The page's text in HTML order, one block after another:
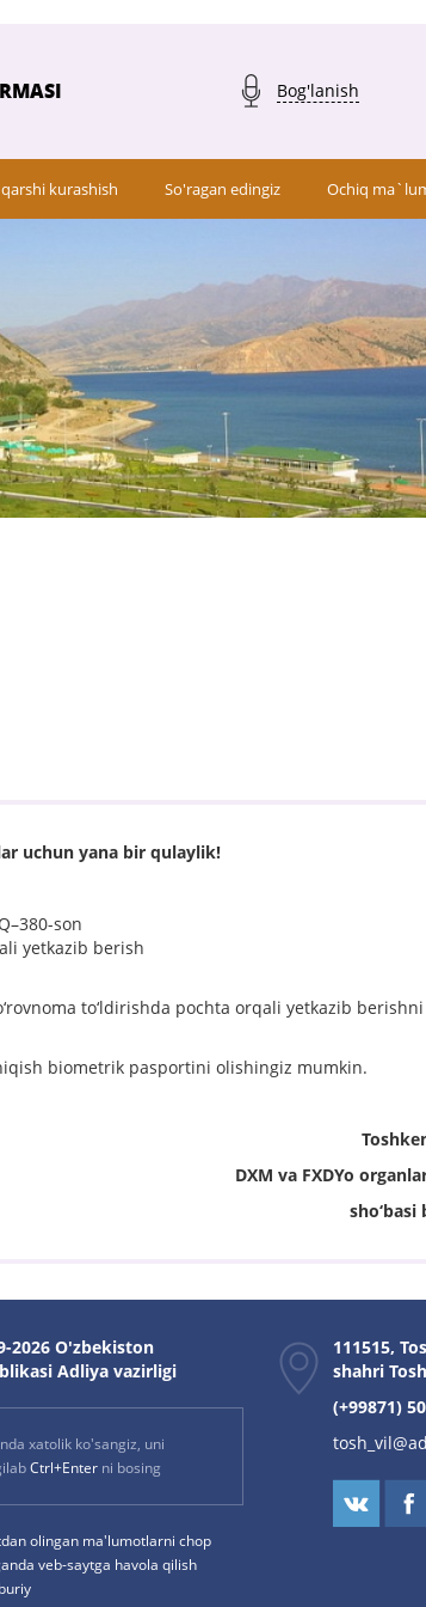
Bog'lanish
kurashish So'ragan edingiz Ochiq
uchun yana bir qulaylik!
son
yetkazib berish
to‘ldirishda pochta orqali yetkazib
biometrik pasportini olishingiz mumkin.
DXM va FXDYo
2026 O'zbekiston
Adliya vazirligi
xatolik ko'sangiz, uni
Ctrl+Enterni bosing
olingan ma'lumotlarni chop
veb-saytga havola qilish
111515,
shahri
(+99871)